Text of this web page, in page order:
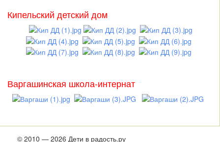
Кипельский детский дом
Варгашинская школа-интернат
© 2010 — 2026 Дети в радость.ру